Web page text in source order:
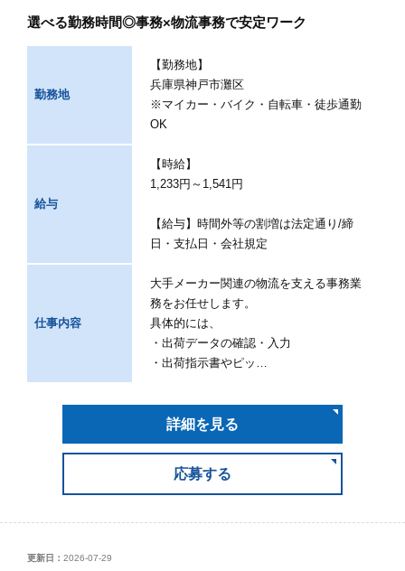
選べる勤務時間◎事務×物流事務で安定ワーク
勤務地
【勤務地】
兵庫県神戸市灘区
※マイカー・バイク・自転車・徒歩通勤
OK
給与
【時給】
1,233円～1,541円
【給与】時間外等の割増は法定通り/締
日・支払日・会社規定
仕事内容
大手メーカー関連の物流を支える事務業
務をお任せします。
具体的には、
・出荷データの確認・入力
・出荷指示書やピッ…
詳細を見る
応募する
更新日： 2026-07-29